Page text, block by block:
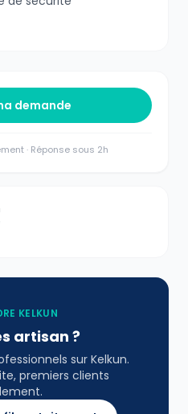
demande
· Réponse sous 2h
KELKUN
artisan ?
sur Kelkun.
premiers clients